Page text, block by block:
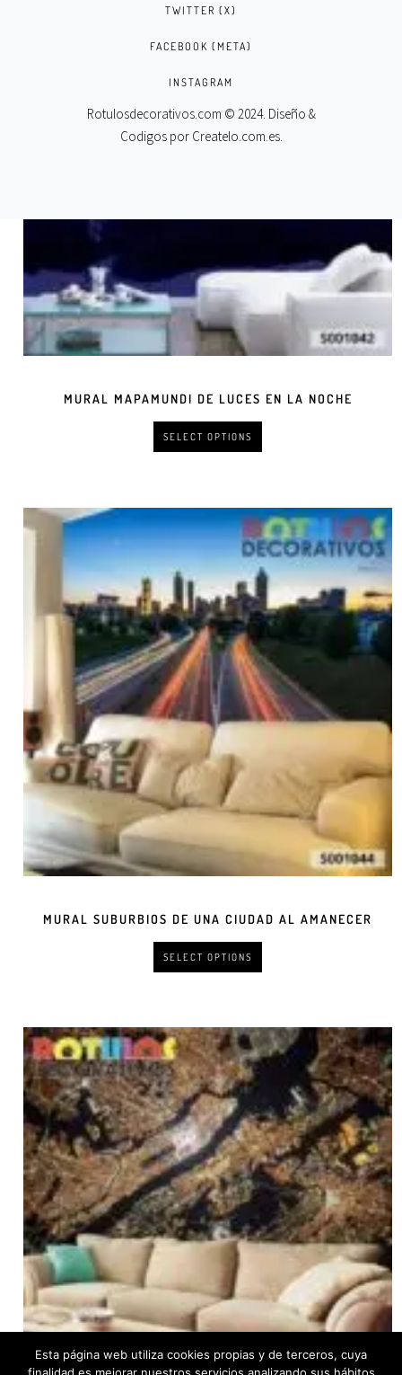
MURAL MAPAMUNDI DE LUCES EN LA NOCHE
SELECT OPTIONS
MURAL SUBURBIOS DE UNA CIUDAD AL AMANECER
SELECT OPTIONS
TWITTER (X)
FACEBOOK (META)
INSTAGRAM
Rotulosdecorativos.com © 2024. Diseño &
Codigos por Createlo.com.es.
Esta página web utiliza cookies propias y de terceros, cuya